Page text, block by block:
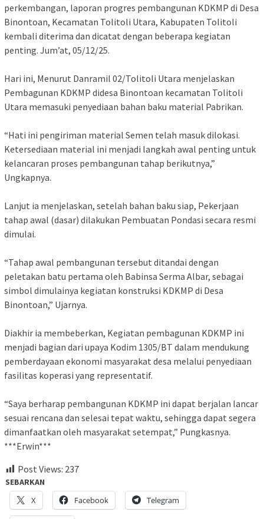
perkembangan, laporan progres pembangunan KDKMP di Desa
Binontoan, Kecamatan Tolitoli Utara, Kabupaten Tolitoli
kembali diterima dan dicatat dengan beberapa kegiatan
penting. Jum’at, 05/12/25.
Hari ini, Menurut Danramil 02/Tolitoli Utara menjelaskan
Pembagunan KDKMP didesa Binontoan kecamatan Tolitoli
Utara memasuki penyediaan bahan baku material Pabrikan.
“Hati ini pengiriman material Semen telah masuk dilokasi.
Ketersediaan material ini menjadi langkah awal penting untuk
kelancaran proses pembangunan tahap berikutnya,”
Ungkapnya.
Lanjut ia menjelaskan, setelah bahan baku siap, Pekerjaan
tahap awal (dasar) dilakukan Pembuatan Pondasi secara resmi
dimulai.
“Tahap awal pembangunan tersebut ditandai dengan
peletakan batu pertama oleh Babinsa Serma Albar, sebagai
simbol dimulainya kegiatan konstruksi KDKMP di Desa
Binontoan,” Ujarnya.
Diakhir ia membeberkan, Kegiatan pembagunan KDKMP ini
menjadi bagian dari upaya Kodim 1305/BT dalam mendukung
pemberdayaan ekonomi masyarakat desa melalui penyediaan
fasilitas koperasi yang representatif.
“Saya berharap pembangunan KDKMP ini dapat berjalan lancar
sesuai rencana dan selesai tepat waktu, sehingga dapat segera
dimanfaatkan oleh masyarakat setempat,” Pungkasnya.
***Erwin***
Post Views: 237
SEBARKAN
X
Facebook Telegram